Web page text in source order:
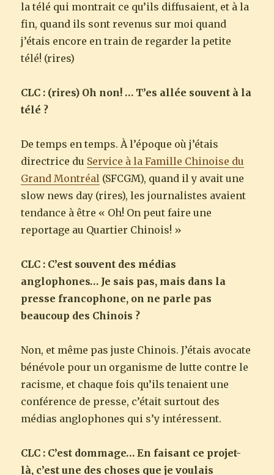
la télé qui montrait ce qu’ils diffusaient, et à la
fin, quand ils sont revenus sur moi quand
j’étais encore en train de regarder la petite
télé! (rires)
CLC : (rires) Oh non! … T’es allée souvent à la
télé ?
De temps en temps. À l’époque où j’étais
directrice du Service à la Famille Chinoise du
Grand Montréal (SFCGM), quand il y avait une
slow news day (rires), les journalistes avaient
tendance à être « Oh! On peut faire une
reportage au Quartier Chinois! »
CLC : C’est souvent des médias
anglophones… Je sais pas, mais dans la
presse francophone, on ne parle pas
beaucoup des Chinois ?
Non, et même pas juste Chinois. J’étais avocate
bénévole pour un organisme de lutte contre le
racisme, et chaque fois qu’ils tenaient une
conférence de presse, c’était surtout des
médias anglophones qui s’y intéressent.
CLC : C’est dommage… En faisant ce projet-
là, c’est une des choses que je voulais